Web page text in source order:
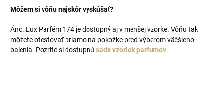
Môžem si vôňu najskôr vyskúšať?
Áno. Lux Parfém 174 je dostupný aj v menšej vzorke. Vôňu tak
môžete otestovať priamo na pokožke pred výberom väčšieho
balenia. Pozrite si dostupnú sadu vzoriek parfumov.